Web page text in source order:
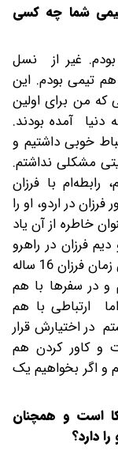
شما چه کسی
غیر از نسل
تیمی بودم. این
که من برای اولین
دنیا آمده بودند.
خوبی داشتیم و
مشکلی نداشتم.
رابطه‌ام با فرزان
در اردو، او را
خاطره از آن یاد
فرزان در راهرو
ایستاده است و او را به اتاق خودم بردم. آن زمان فرزان 16 ساله
و در سفرها با هم
ارتباطی با هم
در اختیارش قرار
و کاور کردن هم
و اگر بخواهیم یک
است و همچنان
دارد؟